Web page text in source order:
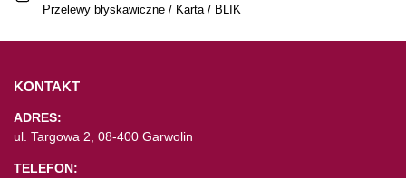
Przelewy błyskawiczne / Karta / BLIK
KONTAKT
ADRES:
ul. Targowa 2, 08-400 Garwolin
TELEFON: